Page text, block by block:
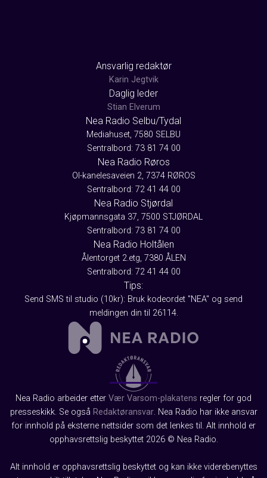
Ansvarlig redaktør
Karin Jegtvik
Daglig leder
Stian Elverum
Nea Radio Selbu/Tydal
Mediahuset, 7580 SELBU
Sentralbord: 73 81 74 00
Nea Radio Røros
Ol-kanelesaveien 2, 7374 RØROS
Sentralbord: 72 41 44 00
Nea Radio Stjørdal
Kjøpmannsgata 37, 7500 STJØRDAL
Sentralbord: 73 81 74 00
Nea Radio Holtålen
Ålentorget 2.etg, 7380 ÅLEN
Sentralbord: 72 41 44 00
Tips:
Send SMS til studio (10kr): Bruk kodeordet "NEA" og send
meldingen din til 26114.
Nea Radio arbeider etter Vær Varsom-plakatens regler for god
presseskikk. Se også Redaktøransvar. Nea Radio har ikke ansvar
for innhold på eksterne nettsider som det lenkes til. Alt innhold er
opphavsrettslig beskyttet 2026 © Nea Radio.
Alt innhold er opphavsrettslig beskyttet og kan ikke viderebenyttes